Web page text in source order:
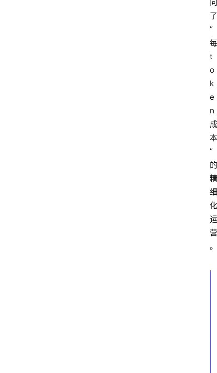
向
了
”
每
t
o
k
e
n
成
本
”
的
精
细
化
运
营
。